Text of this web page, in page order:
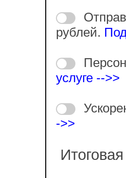
рублей.
услуге -->>
->>